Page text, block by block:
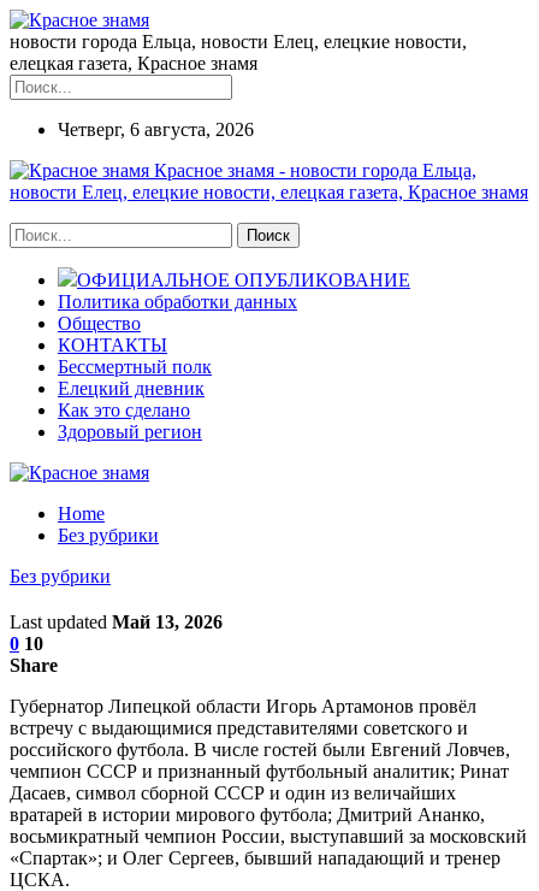
новости города Ельца, новости Елец, елецкие новости,
елецкая газета, Красное знамя
Четверг, 6 августа, 2026
Красное знамя - новости города Ельца,
новости Елец, елецкие новости, елецкая газета, Красное знамя
ОФИЦИАЛЬНОЕ ОПУБЛИКОВАНИЕ
Политика обработки данных
Общество
КОНТАКТЫ
Бессмертный полк
Елецкий дневник
Как это сделано
Здоровый регион
Home
Без рубрики
Без рубрики
Last updated Май 13, 2026
0 10
Share
Губернатор Липецкой области Игорь Артамонов провёл
встречу с выдающимися представителями советского и
российского футбола. В числе гостей были Евгений Ловчев,
чемпион СССР и признанный футбольный аналитик; Ринат
Дасаев, символ сборной СССР и один из величайших
вратарей в истории мирового футбола; Дмитрий Ананко,
восьмикратный чемпион России, выступавший за московский
«Спартак»; и Олег Сергеев, бывший нападающий и тренер
ЦСКА.